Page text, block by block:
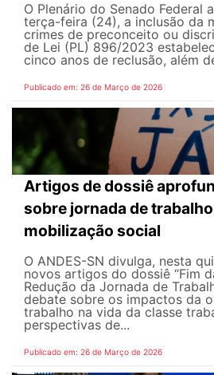
O Plenário do Senado Federal
terça-feira (24), a inclusão da
crimes de preconceito ou
de Lei (PL) 896/2023
cinco anos de reclusão, além
Publicado em: 26 de Março de 2026
Artigos de dossiê
sobre jornada de
mobilização social
O ANDES-SN divulga, nesta
novos artigos do dossiê “Fim
Redução da Jornada de
debate sobre os impactos da
trabalho na vida da classe
perspectivas de...
Publicado em: 26 de Março de 2026